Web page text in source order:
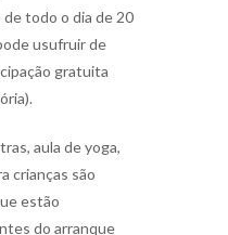
todo o dia de 20
usufruir de
gratuita
aula de yoga,
crianças são
estão
do arranque